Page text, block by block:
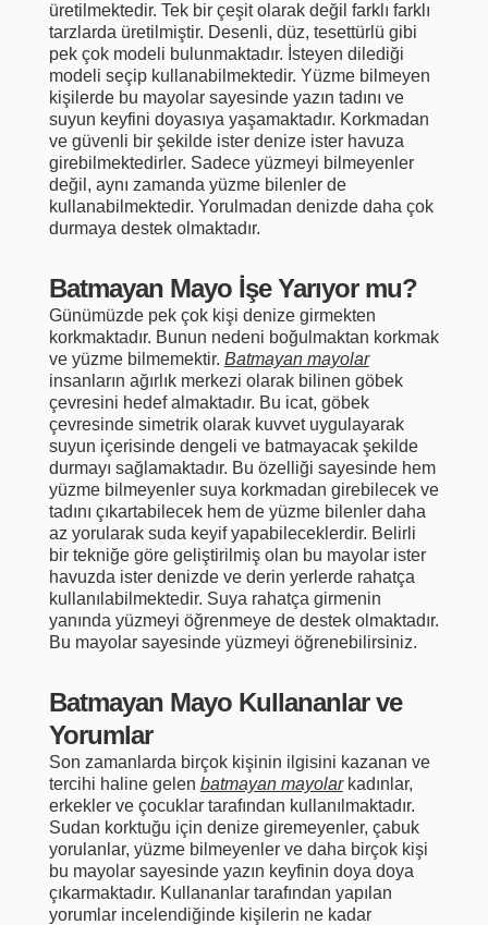
üretilmektedir. Tek bir çeşit olarak değil farklı farklı
tarzlarda üretilmiştir. Desenli, düz, tesettürlü gibi
pek çok modeli bulunmaktadır. İsteyen dilediği
modeli seçip kullanabilmektedir. Yüzme bilmeyen
kişilerde bu mayolar sayesinde yazın tadını ve
suyun keyfini doyasıya yaşamaktadır. Korkmadan
ve güvenli bir şekilde ister denize ister havuza
girebilmektedirler. Sadece yüzmeyi bilmeyenler
değil, aynı zamanda yüzme bilenler de
kullanabilmektedir. Yorulmadan denizde daha çok
durmaya destek olmaktadır.
Batmayan Mayo İşe Yarıyor mu?
Günümüzde pek çok kişi denize girmekten
korkmaktadır. Bunun nedeni boğulmaktan korkmak
ve yüzme bilmemektir. Batmayan mayolar
insanların ağırlık merkezi olarak bilinen göbek
çevresini hedef almaktadır. Bu icat, göbek
çevresinde simetrik olarak kuvvet uygulayarak
suyun içerisinde dengeli ve batmayacak şekilde
durmayı sağlamaktadır. Bu özelliği sayesinde hem
yüzme bilmeyenler suya korkmadan girebilecek ve
tadını çıkartabilecek hem de yüzme bilenler daha
az yorularak suda keyif yapabileceklerdir. Belirli
bir tekniğe göre geliştirilmiş olan bu mayolar ister
havuzda ister denizde ve derin yerlerde rahatça
kullanılabilmektedir. Suya rahatça girmenin
yanında yüzmeyi öğrenmeye de destek olmaktadır.
Bu mayolar sayesinde yüzmeyi öğrenebilirsiniz.
Batmayan Mayo Kullananlar ve
Yorumlar
Son zamanlarda birçok kişinin ilgisini kazanan ve
tercihi haline gelen batmayan mayolarkadınlar,
erkekler ve çocuklar tarafından kullanılmaktadır.
Sudan korktuğu için denize giremeyenler, çabuk
yorulanlar, yüzme bilmeyenler ve daha birçok kişi
bu mayolar sayesinde yazın keyfinin doya doya
çıkarmaktadır. Kullananlar tarafından yapılan
yorumlar incelendiğinde kişilerin ne kadar